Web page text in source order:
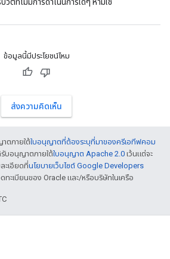
ข้อมูลนี้มีประโยชน์ไหม
ส่งความคิดเห็น
ตภายใต้ใบอนุญาตที่ต้องระบุที่มาของครีเอทีฟคอม
รับอนุญาตภายใต้ใบอนุญาต Apache 2.0 เว้นแต่จะ
ะเอียดที่นโยบายเว็บไซต์ Google Developers
ทะเบียนของ Oracle และ/หรือบริษัทในเครือ